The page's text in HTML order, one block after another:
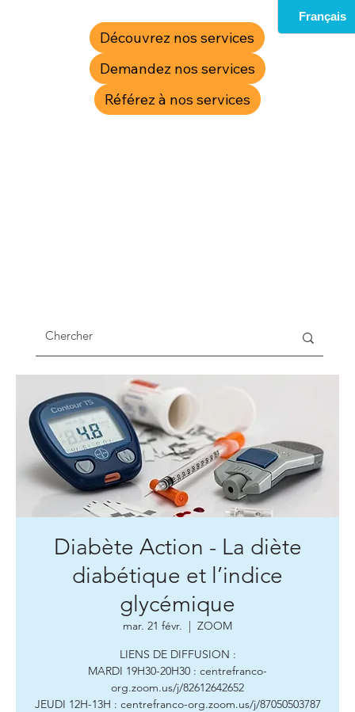
Découvrez nos services
Demandez nos services
Référez à nos services
Diabète Action - La diète
diabétique et l’indice
glycémique
mar. 21 févr.
  |
ZOOM
LIENS DE DIFFUSION :
MARDI 19H30-20H30 : centrefranco-
org.zoom.us/j/82612642652
JEUDI 12H-13H : centrefranco-org.zoom.us/j/87050503787